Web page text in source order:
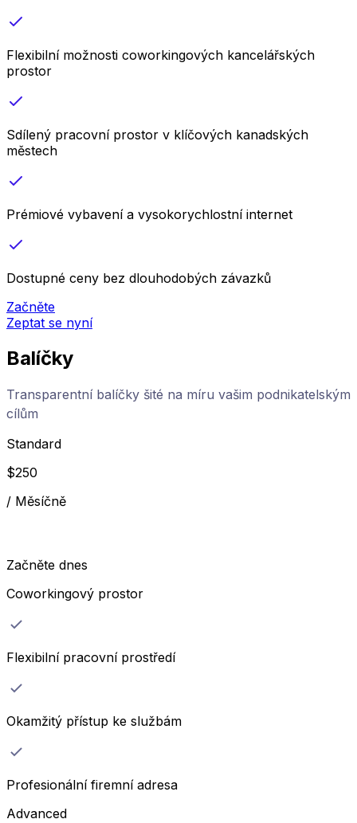
Flexibilní možnosti coworkingových kancelářských
prostor
Sdílený pracovní prostor v klíčových kanadských
městech
Prémiové vybavení a vysokorychlostní internet
Dostupné ceny bez dlouhodobých závazků
Začněte
Zeptat se nyní
Balíčky
Transparentní balíčky šité na míru vašim podnikatelským
cílům
Standard
$250
/ Měsíčně
Začněte dnes
Coworkingový prostor
Flexibilní pracovní prostředí
Okamžitý přístup ke službám
Profesionální firemní adresa
Advanced